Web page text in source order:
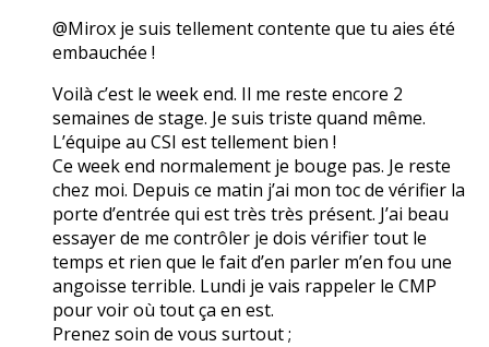
@Mirox je suis tellement contente que tu aies été
embauchée !
Voilà c’est le week end. Il me reste encore 2
semaines de stage. Je suis triste quand même.
L’équipe au CSI est tellement bien !
Ce week end normalement je bouge pas. Je reste
chez moi. Depuis ce matin j’ai mon toc de vérifier la
porte d’entrée qui est très très présent. J’ai beau
essayer de me contrôler je dois vérifier tout le
temps et rien que le fait d’en parler m’en fou une
angoisse terrible. Lundi je vais rappeler le CMP
pour voir où tout ça en est.
Prenez soin de vous surtout ;